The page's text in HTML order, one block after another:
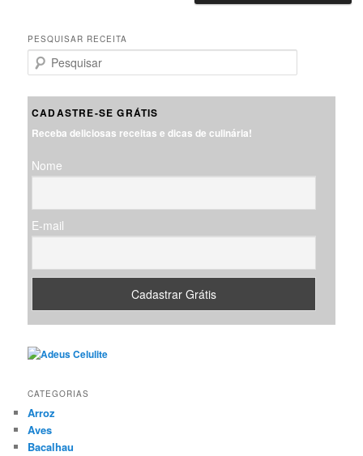
PESQUISAR RECEITA
e
u
a
CADASTRE-SE GRÁTIS
Receba deliciosas receitas e dicas de culinária!
Nome
E-mail
CATEGORIAS
Arroz
Aves
Bacalhau